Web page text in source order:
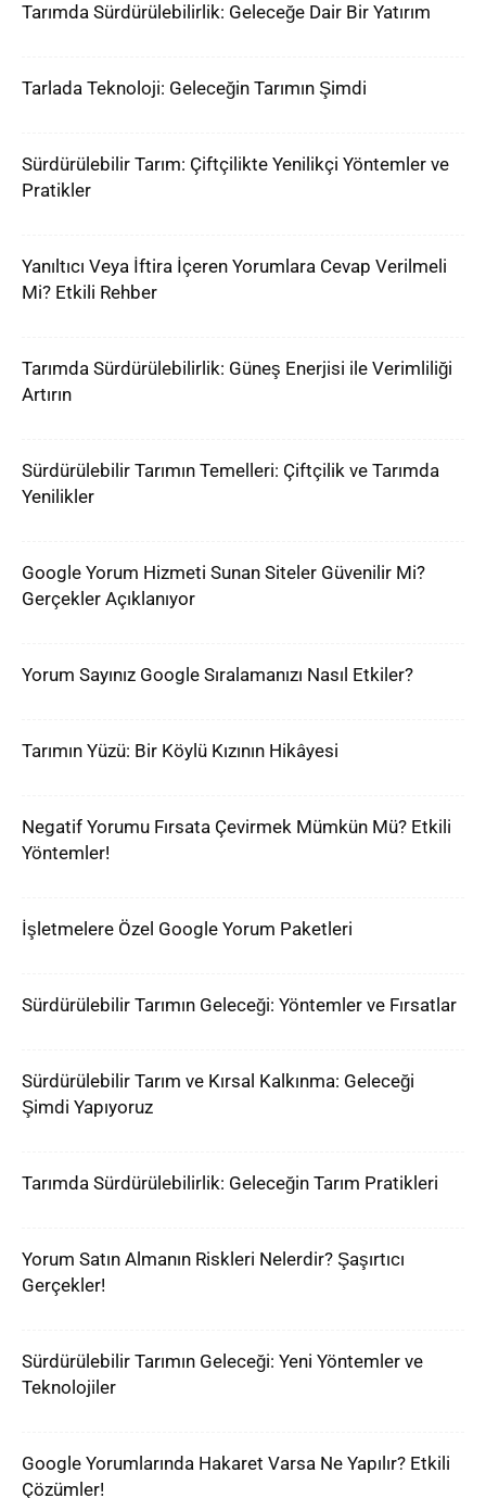
Tarımda Sürdürülebilirlik: Geleceğe Dair Bir Yatırım
Tarlada Teknoloji: Geleceğin Tarımın Şimdi
Sürdürülebilir Tarım: Çiftçilikte Yenilikçi Yöntemler ve
Pratikler
Yanıltıcı Veya İftira İçeren Yorumlara Cevap Verilmeli
Mi? Etkili Rehber
Tarımda Sürdürülebilirlik: Güneş Enerjisi ile Verimliliği
Artırın
Sürdürülebilir Tarımın Temelleri: Çiftçilik ve Tarımda
Yenilikler
Google Yorum Hizmeti Sunan Siteler Güvenilir Mi?
Gerçekler Açıklanıyor
Yorum Sayınız Google Sıralamanızı Nasıl Etkiler?
Tarımın Yüzü: Bir Köylü Kızının Hikâyesi
Negatif Yorumu Fırsata Çevirmek Mümkün Mü? Etkili
Yöntemler!
İşletmelere Özel Google Yorum Paketleri
Sürdürülebilir Tarımın Geleceği: Yöntemler ve Fırsatlar
Sürdürülebilir Tarım ve Kırsal Kalkınma: Geleceği
Şimdi Yapıyoruz
Tarımda Sürdürülebilirlik: Geleceğin Tarım Pratikleri
Yorum Satın Almanın Riskleri Nelerdir? Şaşırtıcı
Gerçekler!
Sürdürülebilir Tarımın Geleceği: Yeni Yöntemler ve
Teknolojiler
Google Yorumlarında Hakaret Varsa Ne Yapılır? Etkili
Çözümler!